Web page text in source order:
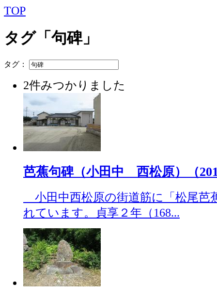
TOP
タグ「句碑」
タグ：
2件みつかりました
芭蕉句碑（小田中 西松原）（
小田中西松原の街道筋に「松尾芭
れています。貞享２年（168...